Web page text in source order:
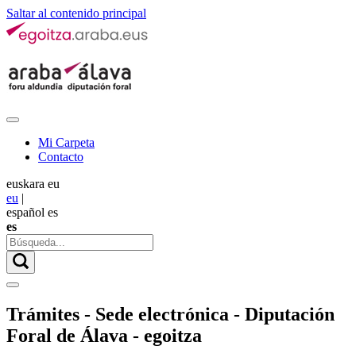
Saltar al contenido principal
Mi Carpeta
Contacto
euskara eu
eu |
español es
es
Trámites - Sede electrónica - Diputación
Foral de Álava - egoitza